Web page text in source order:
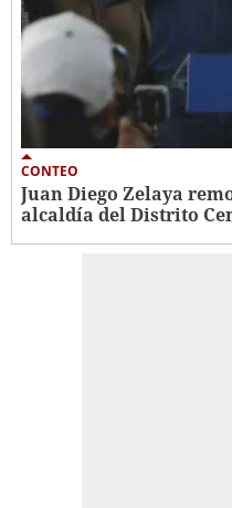
CONTEO
Juan Diego Zelaya
alcaldía del Distrito